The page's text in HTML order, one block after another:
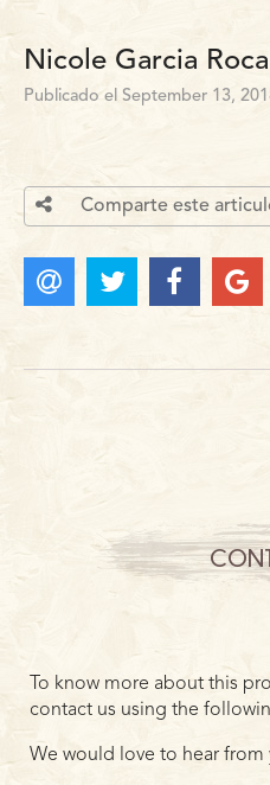
Nicole Garcia Roca
Publicado el September 13,
Comparte este
To know more about this
contact us using the
We would love to hear from